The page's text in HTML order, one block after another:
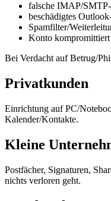
falsche IMAP/
beschädigtes
Spamfilter/
Konto
Bei Verdacht auf Betrug/
Privatkunden
Einrichtung auf PC/
Kalender/Kontakte.
Kleine
Postfächer, Signaturen,
nichts verloren geht.